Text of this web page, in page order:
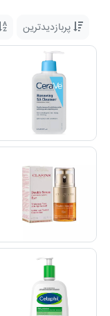
پربازدیدترین